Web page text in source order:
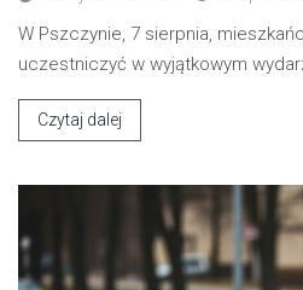
W Pszczynie, 7 sierpnia,
uczestniczyć w wyjątkowym
Czytaj dalej